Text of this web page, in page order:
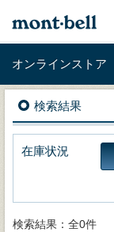
オンラインストア
検索結果
在庫状況
検索結果：全0件